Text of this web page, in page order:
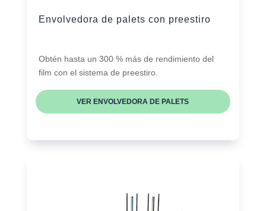
Envolvedora de palets con preestiro
Obtén hasta un 300 % más de rendimiento del
film con el sistema de preestiro.
VER ENVOLVEDORA DE PALETS